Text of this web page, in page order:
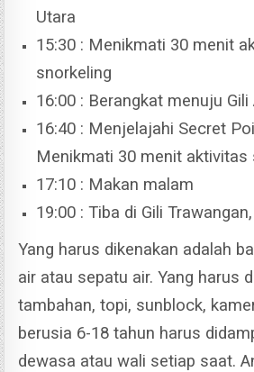
Utara
15:30 : Menikmati 30 menit
snorkeling
16:00 : Berangkat menuju Gili
16:40 : Menjelajahi Secret
Menikmati 30 menit aktivitas
17:10 : Makan malam
19:00 : Tiba di Gili
Yang harus dikenakan adalah
air atau sepatu air. Yang harus
tambahan, topi, sunblock,
berusia 6-18 tahun harus
dewasa atau wali setiap saat.